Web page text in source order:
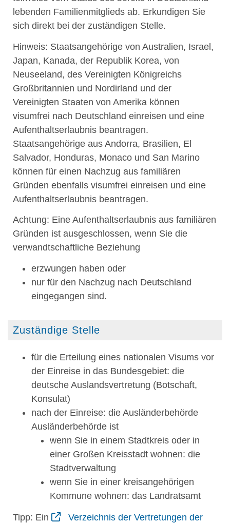
lebenden Familienmitglieds ab. Erkundigen Sie
sich direkt bei der zuständigen Stelle.
Hinweis: Staatsangehörige von Australien, Israel,
Japan, Kanada, der Republik Korea, von
Neuseeland, des Vereinigten Königreichs
Großbritannien und Nordirland und der
Vereinigten Staaten von Amerika können
visumfrei nach Deutschland einreisen und eine
Aufenthaltserlaubnis beantragen.
Staatsangehörige aus Andorra, Brasilien, El
Salvador, Honduras, Monaco und San Marino
können für einen Nachzug aus familiären
Gründen ebenfalls visumfrei einreisen und eine
Aufenthaltserlaubnis beantragen.
Achtung: Eine Aufenthaltserlaubnis aus familiären
Gründen ist ausgeschlossen, wenn Sie die
verwandtschaftliche Beziehung
erzwungen haben oder
nur für den Nachzug nach Deutschland
eingegangen sind.
Zuständige Stelle
für die Erteilung eines nationalen Visums vor
der Einreise in das Bundesgebiet: die
deutsche Auslandsvertretung (Botschaft,
Konsulat)
nach der Einreise: die Ausländerbehörde
Ausländerbehörde ist
wenn Sie in einem Stadtkreis oder in
einer Großen Kreisstadt wohnen: die
Stadtverwaltung
wenn Sie in einer kreisangehörigen
Kommune wohnen: das Landratsamt
Tipp: Ein
Verzeichnis der Vertretungen der